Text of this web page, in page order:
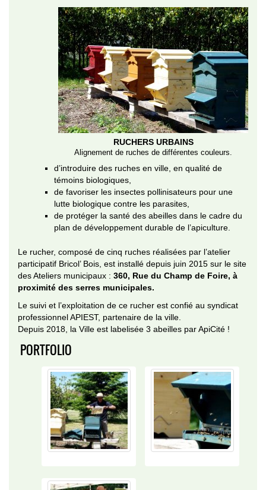
RUCHERS URBAINS
Alignement de ruches de différentes couleurs.
d’introduire des ruches en ville, en qualité de
témoins biologiques,
de favoriser les insectes pollinisateurs pour une
lutte biologique contre les parasites,
de protéger la santé des abeilles dans le cadre du
plan de développement durable de l’apiculture.
Le rucher, composé de cinq ruches réalisées par l’atelier
participatif Bricol’ Bois, est installé depuis juin 2015 sur le site
des Ateliers municipaux : 360, Rue du Champ de Foire, à
proximité des serres municipales.
Le suivi et l’exploitation de ce rucher est confié au syndicat
professionnel APIEST, partenaire de la ville.
Depuis 2018, la Ville est labelisée 3 abeilles par ApiCité !
PORTFOLIO